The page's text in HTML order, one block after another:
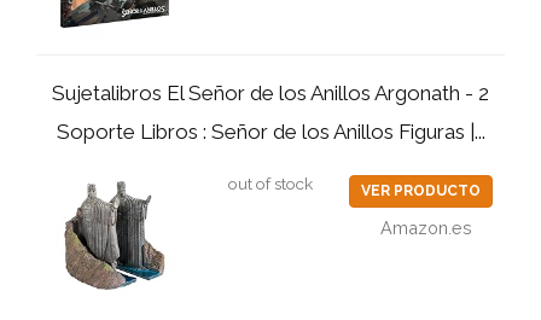
Sujetalibros El Señor de los Anillos Argonath - 2
Soporte Libros : Señor de los Anillos Figuras |...
out of stock VER PRODUCTO
Amazon.es